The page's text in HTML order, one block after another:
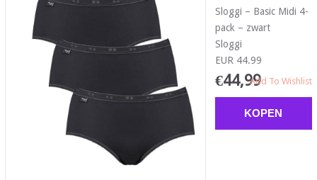
Sloggi – Basic Midi 4-
pack – zwart
Sloggi
EUR 44.99
€44,99
KOPEN
Add To Wishlist